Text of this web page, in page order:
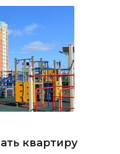
квартиру